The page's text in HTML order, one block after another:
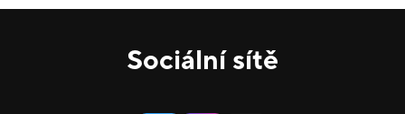
Sociální sítě